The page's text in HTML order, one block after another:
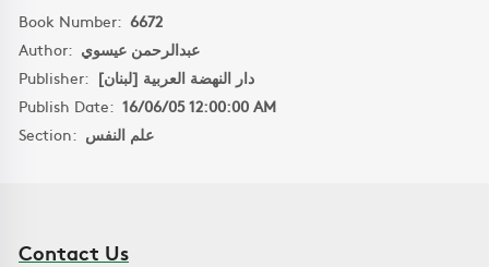
Book Number: 6672
Author: عبدالرحمن عيسوي
Publisher: دار النهضة العربية [لبنان]
Publish Date: 16/06/05 12:00:00 AM
Section: علم النفس
Contact Us